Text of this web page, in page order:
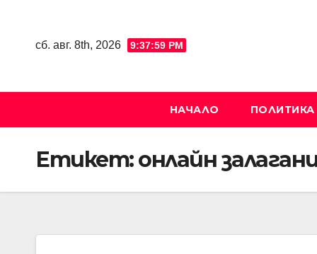
сб. авг. 8th, 2026 9:37:59 PM
НАЧАЛО ПОЛИТИКА
Етикет:онлайн